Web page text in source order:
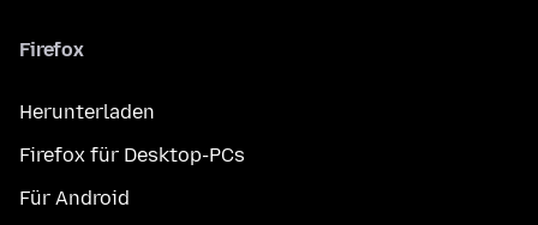
Firefox
Herunterladen
Firefox für Desktop-PCs
Für Android